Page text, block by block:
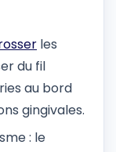
les
du fil
au bord
gingivales.
: le